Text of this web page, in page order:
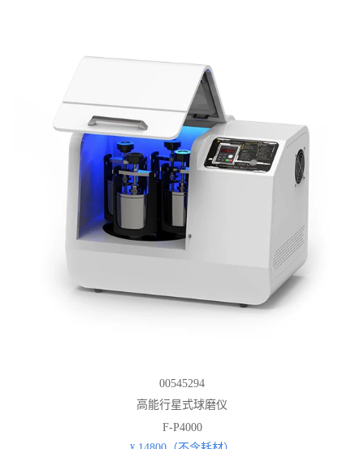
00545294
高能行星式球磨仪
F-P4000